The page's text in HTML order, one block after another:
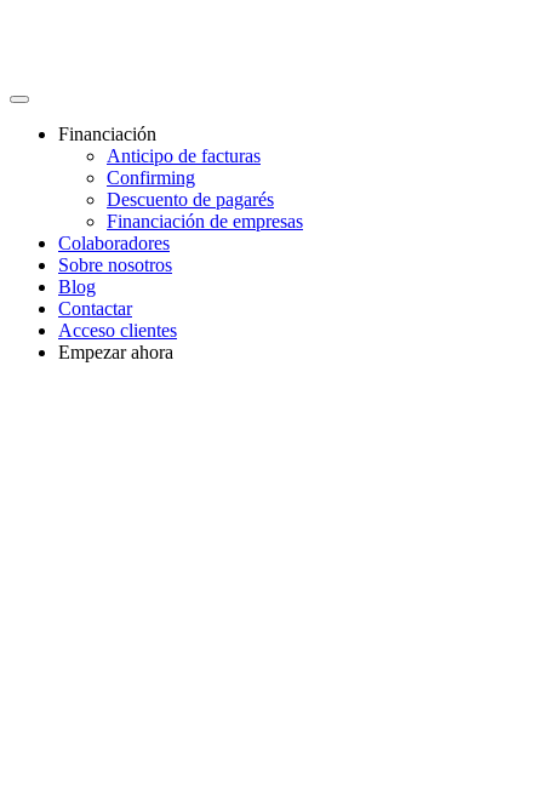
Financiación
Anticipo de facturas
Confirming
Descuento de pagarés
Financiación de empresas
Colaboradores
Sobre nosotros
Blog
Contactar
Acceso clientes
Empezar ahora